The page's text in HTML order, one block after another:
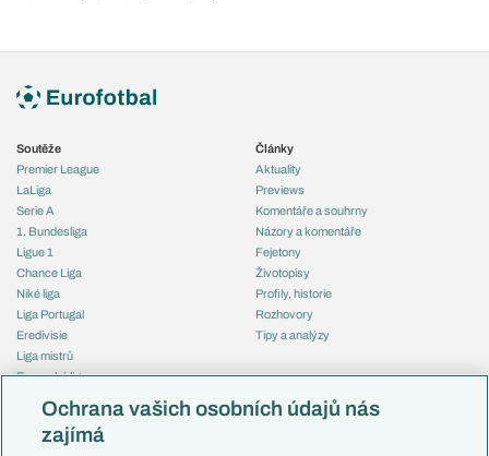
Soutěže
Premier League
LaLiga
Serie A
1. Bundesliga
Ligue 1
Chance Liga
Niké liga
Liga Portugal
Eredivisie
Liga mistrů
Evropská liga
Mistrovství světa
Liga národů
Články
Aktuality
Previews
Komentáře a souhrny
Názory a komentáře
Fejetony
Životopisy
Profily, historie
Rozhovory
Tipy a analýzy
Česko
Ochrana vašich osobních údajů nás
zajímá